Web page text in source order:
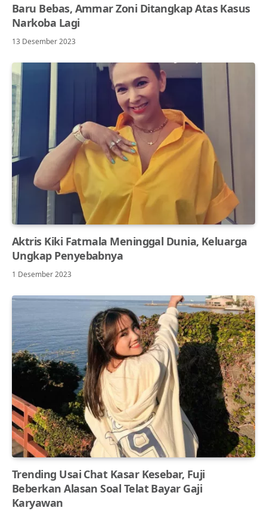
Baru Bebas, Ammar Zoni Ditangkap Atas Kasus
Narkoba Lagi
13 Desember 2023
Aktris Kiki Fatmala Meninggal Dunia, Keluarga
Ungkap Penyebabnya
1 Desember 2023
Trending Usai Chat Kasar Kesebar, Fuji
Beberkan Alasan Soal Telat Bayar Gaji
Karyawan